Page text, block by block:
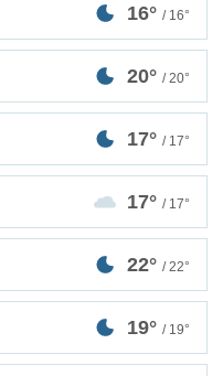
16° / 16°
20° / 20°
17° / 17°
17° / 17°
22° / 22°
19° / 19°